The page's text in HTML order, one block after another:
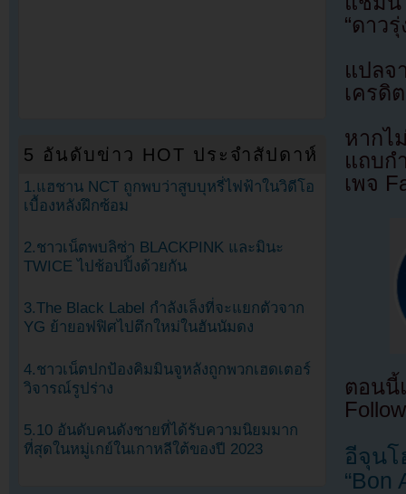
“ดาว
แปล
เครดิ
หากไ
แถบก
เพจ
ตอนนี้
อีจุนโ
“Bon
5 อันดับข่าว HOT ประจำสัปดาห์
1.แฮชาน NCT ถูกพบว่าสูบบุหรี่ไฟฟ้าในวิดีโอ
เบื้องหลังฝึกซ้อม
2.ชาวเน็ตพบลิซ่า BLACKPINK และมินะ
TWICE ไปช้อปปิ้งด้วยกัน
3.The Black Label กำลังเล็งที่จะแยกตัวจาก
YG ย้ายอฟฟิศไปตึกใหม่ในฮันนัมดง
4.ชาวเน็ตปกป้องคิมมินจูหลังถูกพวกเฮดเตอร์
วิจารณ์รูปร่าง
5.10 อันดับคนดังชายที่ได้รับความนิยมมาก
ที่สุดในหมู่เกย์ในเกาหลีใต้ของปี 2023